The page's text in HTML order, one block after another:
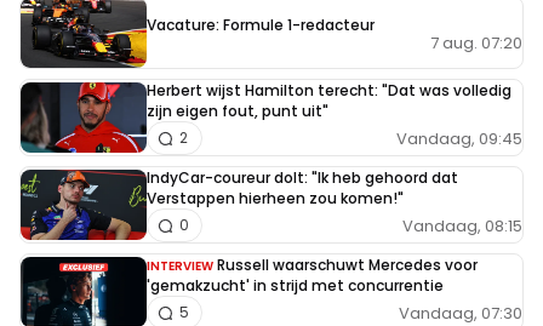
Vacature: Formule 1-redacteur
7 aug. 07:20
Herbert wijst Hamilton terecht: "Dat was volledig
zijn eigen fout, punt uit"
Vandaag, 09:45
2
IndyCar-coureur dolt: "Ik heb gehoord dat
Verstappen hierheen zou komen!"
Vandaag, 08:15
0
INTERVIEW Russell waarschuwt Mercedes voor
'gemakzucht' in strijd met concurrentie
Vandaag, 07:30
5